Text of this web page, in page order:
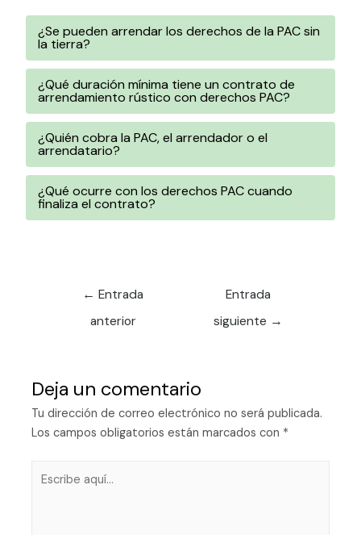
¿Se pueden arrendar los derechos de la PAC sin
la tierra?
¿Qué duración mínima tiene un contrato de
arrendamiento rústico con derechos PAC?
¿Quién cobra la PAC, el arrendador o el
arrendatario?
¿Qué ocurre con los derechos PAC cuando
finaliza el contrato?
← Entrada
anterior
Entrada
siguiente →
Deja un comentario
Tu dirección de correo electrónico no será publicada.
Los campos obligatorios están marcados con *